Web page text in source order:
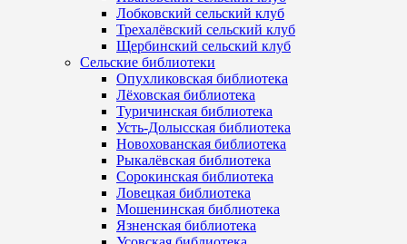
Лобковский сельский клуб
Трехалёвский сельский клуб
Щербинский сельский клуб
Сельские библиотеки
Опухликовская библиотека
Лёховская библиотека
Туричинская библиотека
Усть-Долысская библиотека
Новохованская библиотека
Рыкалёвская библиотека
Сорокинская библиотека
Ловецкая библиотека
Мошенинская библиотека
Язненская библиотека